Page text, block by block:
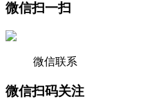
微信扫一扫
微信联系
微信扫码关注